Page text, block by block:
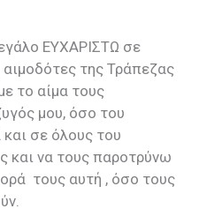
ΕΥΧΑΡΙΣΤΩ σε
της Τράπεζας
το αίμα τους
μου, όσο του
σε όλους του
και να τους παροτρύνω
τους αυτή , όσο τους